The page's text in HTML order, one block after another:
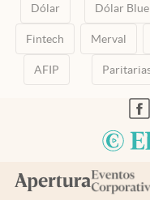
Dólar Dólar Blue
Fintech Merval
AFIP